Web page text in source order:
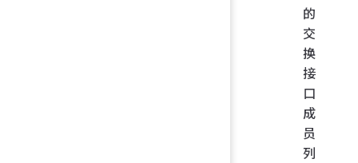
的
交
换
接
口
成
员
列